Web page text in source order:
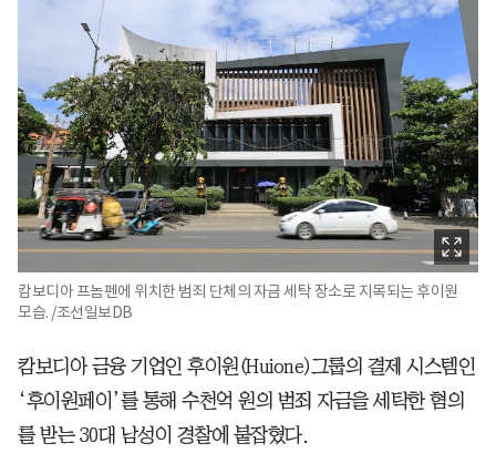
캄보디아 프놈펜에 위치한 범죄 단체의 자금 세탁 장소로 지목되는 후이원
모습. /조선일보DB
캄보디아 금융 기업인 후이원(Huione)그룹의 결제 시스템인
‘후이원페이’를 통해 수천억 원의 범죄 자금을 세탁한 혐의
를 받는 30대 남성이 경찰에 붙잡혔다.